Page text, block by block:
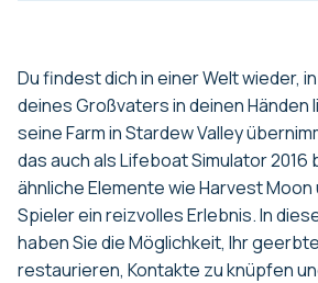
Du findest dich in einer Welt wieder,
deines Großvaters in deinen Händen
seine Farm in Stardew Valley
das auch als Lifeboat Simulator 2016
ähnliche Elemente wie Harvest
Spieler ein reizvolles Erlebnis. In
haben Sie die Möglichkeit, Ihr
restaurieren, Kontakte zu knüpfen